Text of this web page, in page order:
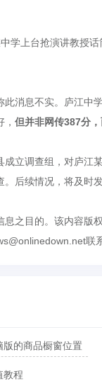
学上台抢演讲教授话
消息不实。庐江中
但并非网传387分
立调查组，对庐江
后续情况，将及时发
之目的。该内容版
联
的商品橱窗位置
教程